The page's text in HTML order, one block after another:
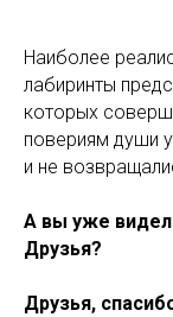
Наиболее
лабиринты
которых
повериям души
и не
А вы уже
Друзья?
Друзья,